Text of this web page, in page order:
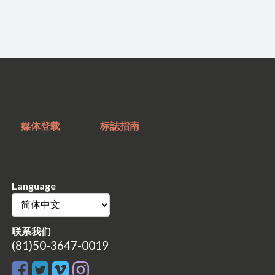
媒体登载 标誌指南
Language
联系我们
(81)50-3647-0019